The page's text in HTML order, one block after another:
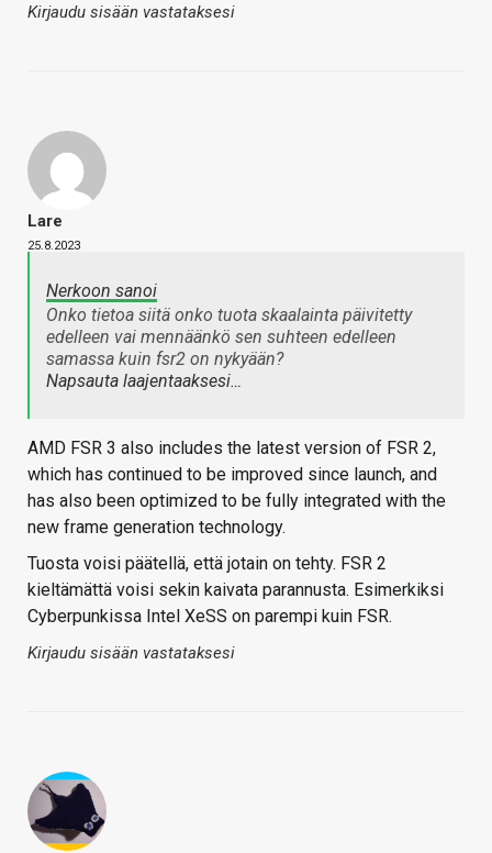
Kirjaudu sisään vastataksesi
Lare
25.8.2023
Nerkoon sanoi
Onko tietoa siitä onko tuota skaalainta päivitetty
edelleen vai mennäänkö sen suhteen edelleen
samassa kuin fsr2 on nykyään?
Napsauta laajentaaksesi…
AMD FSR 3 also includes the latest version of FSR 2,
which has continued to be improved since launch, and
has also been optimized to be fully integrated with the
new frame generation technology.
Tuosta voisi päätellä, että jotain on tehty. FSR 2
kieltämättä voisi sekin kaivata parannusta. Esimerkiksi
Cyberpunkissa Intel XeSS on parempi kuin FSR.
Kirjaudu sisään vastataksesi